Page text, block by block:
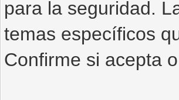
para la seguridad.
temas específicos
Confirme si acepta